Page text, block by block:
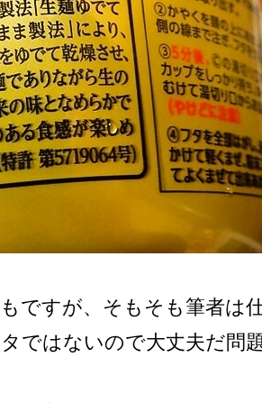
ですが、そもそも筆者は
ではないので大丈夫だ問題